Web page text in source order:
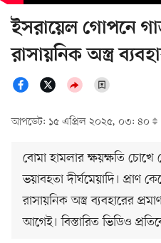
ইসরায়েল গোপনে
রাসায়নিক অস্ত্র
আপডেট: ১৫ এপ্রিল ২০২৫, ০৩: ৪০
বোমা হামলার ক্ষয়ক্ষতি চোখে
ভয়াবহতা দীর্ঘমেয়াদি। প্রাণ
রাসায়নিক অস্ত্র ব্যবহারের
আগেই। বিস্তারিত ভিডিও